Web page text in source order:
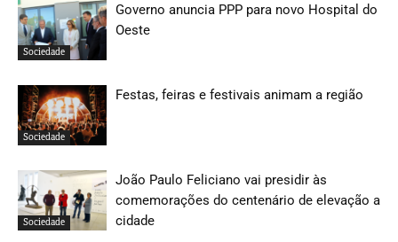
Sociedade
Governo anuncia PPP para novo Hospital do
Oeste
Sociedade
Festas, feiras e festivais animam a região
Sociedade
João Paulo Feliciano vai presidir às
comemorações do centenário de elevação a
cidade